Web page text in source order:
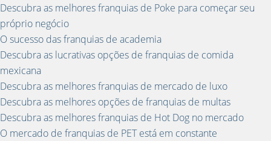
Descubra as melhores franquias de Poke para começar seu
próprio negócio
O sucesso das franquias de academia
Descubra as lucrativas opções de franquias de comida
mexicana
Descubra as melhores franquias de mercado de luxo
Descubra as melhores opções de franquias de multas
Descubra as melhores franquias de Hot Dog no mercado
O mercado de franquias de PET está em constante